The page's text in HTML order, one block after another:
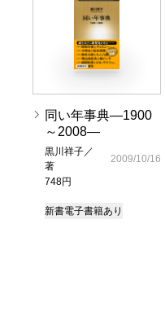
同い年事典―1900
～2008―
黒川祥子／
著
748円
2009/10/16
新書電子書籍あり